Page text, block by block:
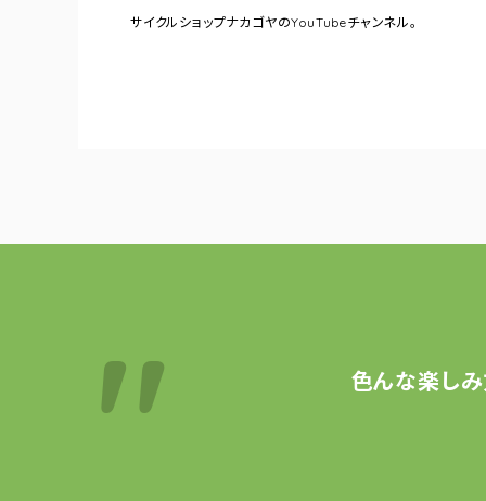
サイクルショップナカゴヤのYouTubeチャンネル。
色んな楽し